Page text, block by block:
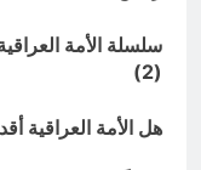
سلسلة الأمة
(2)
هل الأمة العراقية